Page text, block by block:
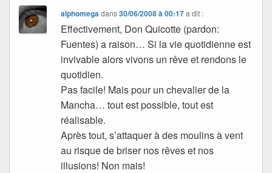
alphomegadans30/06/2008 à 00:17 a dit :
Effectivement, Don Quicotte (pardon:
Fuentes) a raison… Si la vie quotidienne est
invivable alors vivons un rêve et rendons le
quotidien.
Pas facile! Mais pour un chevalier de la
Mancha… tout est possible, tout est
réalisable.
Après tout, s’attaquer à des moulins à vent
au risque de briser nos rêves et nos
illusions! Non mais!